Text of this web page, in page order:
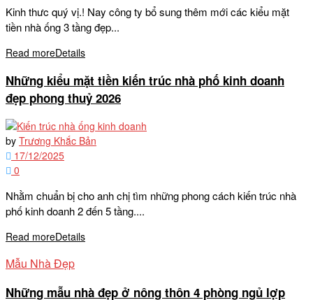
Kinh thưc quý vị.! Nay công ty bổ sung thêm mới các kiểu mặt
tiền nhà ống 3 tầng đẹp...
Read moreDetails
Những kiểu mặt tiền kiến trúc nhà phố kinh doanh
đẹp phong thuỷ 2026
by Trương Khắc Bản
17/12/2025
0
Nhằm chuẩn bị cho anh chị tìm những phong cách kiến trúc nhà
phố kinh doanh 2 đến 5 tầng....
Read moreDetails
Mẫu Nhà Đẹp
Những mẫu nhà đẹp ở nông thôn 4 phòng ngủ lợp